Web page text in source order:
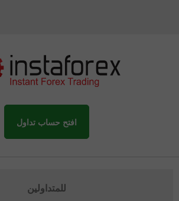
افتح حساب تداول
للمتداولين